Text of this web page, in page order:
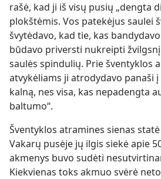
rašė, kad ji iš visų pusių „dengta
plokštėmis. Vos patekėjus saulei
švytėdavo, kad tie, kas
būdavo priversti nukreipti
saulės spindulių. Prie šventyklos
atvykėliams ji atrodydavo panaši
kalną, nes visa, kas nepadengta
baltumo“.
Šventyklos atramines sienas
Vakarų pusėje jų ilgis siekė apie
akmenys buvo sudėti
Kiekvienas toks akmuo svėrė